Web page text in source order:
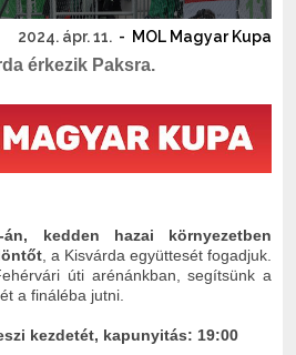
2024. ápr. 11. - MOL Magyar Kupa
érkezik Paksra.
kedden hazai környezetben
, a Kisvárda együttesét fogadjuk.
úti arénánkban, segítsünk a
a fináléba jutni.
kezdetét, kapunyitás: 19:00